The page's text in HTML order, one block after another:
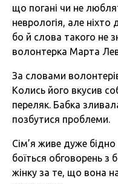
що погані чи не
неврологія, але
бо й слова такого не
волонтерка Марта
За словами
Колись його вкусив
переляк. Бабка
позбутися проблеми.
Сім’я живе дуже
боїться обговорень з
жінку за те, що вона